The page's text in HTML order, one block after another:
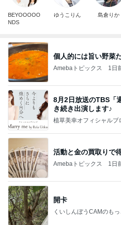
BEYOOOOO
NDS
ゆうこりん 島倉りか
個人的には旨い野菜
Amebaトピックス 1日
8月2日放送のTBS「
き続き出演します♪
植草美幸オフィシャル
活動と金の買取りで
Amebaトピックス 1日
開卡
くいしんぼうCAMのも